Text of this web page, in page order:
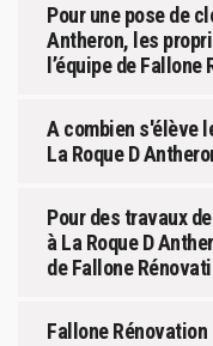
Pour une pose de
Antheron, les
l’équipe de Fallone
A combien s'élève
La Roque D
Pour des travaux
à La Roque D
de Fallone
Fallone